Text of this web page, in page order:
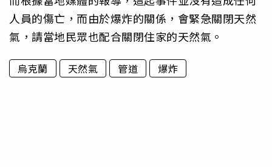
人員的傷亡，而由於爆炸的關係，會緊急關閉天然
氣，請當地民眾也配合關閉住家的天然氣。
烏克蘭 天然氣 管道 爆炸